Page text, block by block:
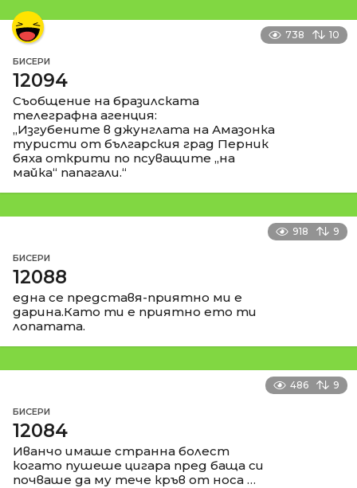
738 10
БИСЕРИ
12094
Съобщение на бразилската
телеграфна агенция:
„Изгубените в джунглата на Амазонка
туристи от българския град Перник
бяха открити по псуващите „на
майка“ папагали.“
918 9
БИСЕРИ
12088
една се представя-приятно ми е
дарина.Като ти е приятно ето ти
лопатата.
486 9
БИСЕРИ
12084
Иванчо имаше странна болест
когато пушеше цигара пред баща си
почваше да му тече кръв от носа …